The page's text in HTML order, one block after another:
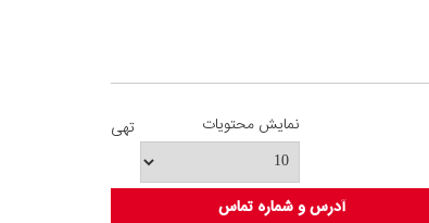
تهی نمایش محتویات
آدرس و شماره تماس